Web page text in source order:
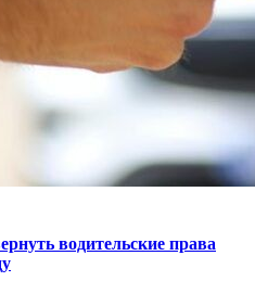
водительские права